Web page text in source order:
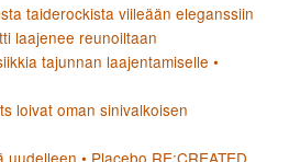
taiderockista viileään eleganssiin
laajenee reunoiltaan
tajunnan laajentamiselle •
loivat oman sinivalkoisen
• Placebo RE:CREATED